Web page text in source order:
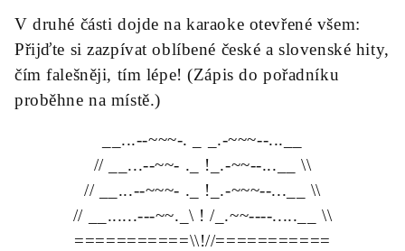
V druhé části dojde na karaoke otevřené všem:
Přijďte si zazpívat oblíbené české a slovenské hity,
čím falešněji, tím lépe! (Zápis do pořadníku
proběhne na místě.)
__...--~~~-. _ _.-~~~--...__
// __...--~~- ._ !_.-~~--...__ \\
// __...--~~~- ._ !_.-~~~--...__ \\
// __......---~~._\ ! /_.~~----.....__ \\
===========\\!//===========